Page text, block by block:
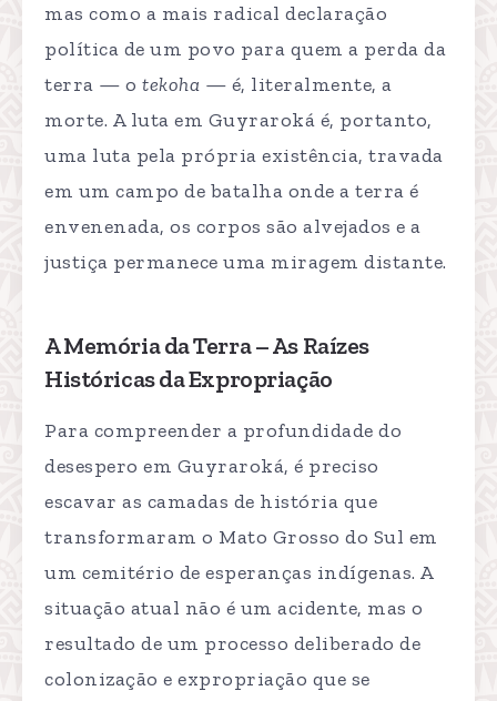
mas como a mais radical declaração
política de um povo para quem a perda da
terra — o tekoha — é, literalmente, a
morte. A luta em Guyraroká é, portanto,
uma luta pela própria existência, travada
em um campo de batalha onde a terra é
envenenada, os corpos são alvejados e a
justiça permanece uma miragem distante.
A Memória da Terra – As Raízes
Históricas da Expropriação
Para compreender a profundidade do
desespero em Guyraroká, é preciso
escavar as camadas de história que
transformaram o Mato Grosso do Sul em
um cemitério de esperanças indígenas. A
situação atual não é um acidente, mas o
resultado de um processo deliberado de
colonização e expropriação que se